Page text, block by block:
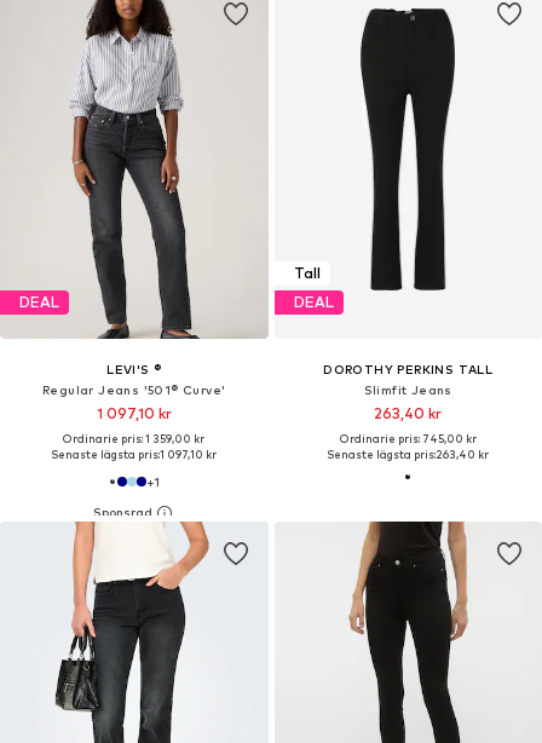
DEAL
LEVI'S ®
Regular Jeans '501® Curve'
1 097,10 kr
Ordinarie pris: 1 359,00 kr
Senaste lägsta pris:1 097,10 kr
+1
Tall
DEAL
DOROTHY PERKINS TALL
Slimfit Jeans
263,40 kr
Ordinarie pris: 745,00 kr
Senaste lägsta pris:263,40 kr